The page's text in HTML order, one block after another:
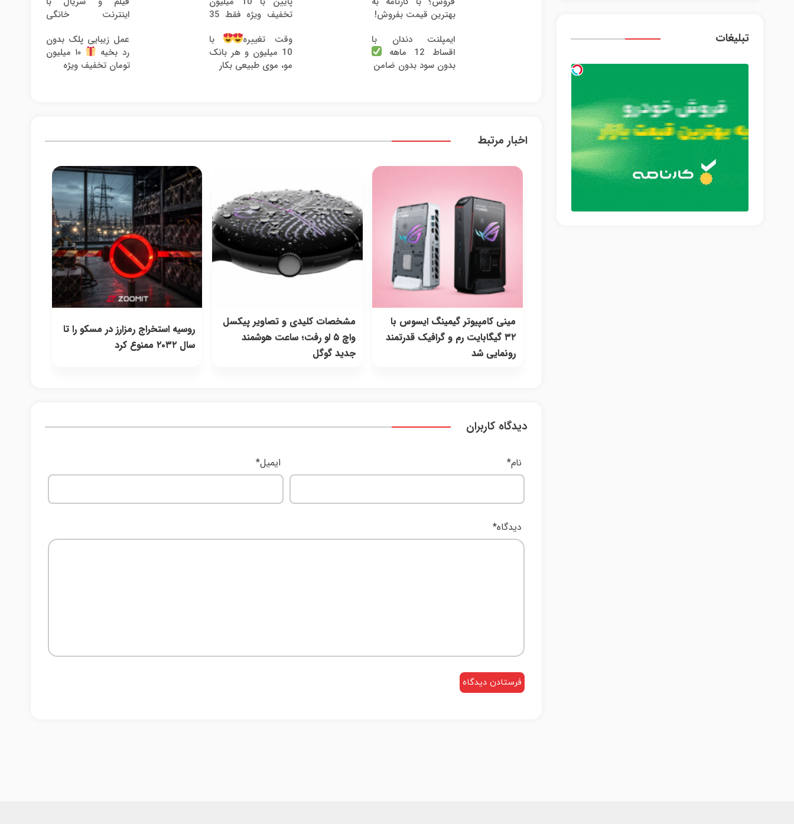
تبلیغات
بهترین قیمت بفروش!
تخفیف ویژه فقط 35
اینترنت خانگی
100
ایمپلنت دندان با
اقساط 12 ماهه
بدون سود بدون ضامن
وقت تغییره
با
10 میلیون و هر بانک
مو، موی طبیعی بکار
عمل زیبایی پلک بدون
رد بخیه
۱۰ میلیون
تومان تخفیف ویژه
اخبار مرتبط
مینی کامپیوتر گیمینگ ایسوس با
۳۲ گیگابایت رم و گرافیک قدرتمند
رونمایی شد
مشخصات کلیدی و تصاویر پیکسل
واچ ۵ لو رفت؛ ساعت هوشمند
جدید گوگل
روسیه استخراج رمزارز در مسکو را تا
سال ۲۰۳۲ ممنوع کرد
دیدگاه کاربران
دیدگاه*
نام* ایمیل*